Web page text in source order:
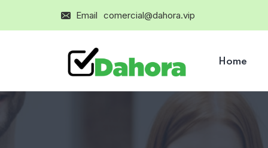
Email comercial@dahora.vip
Home